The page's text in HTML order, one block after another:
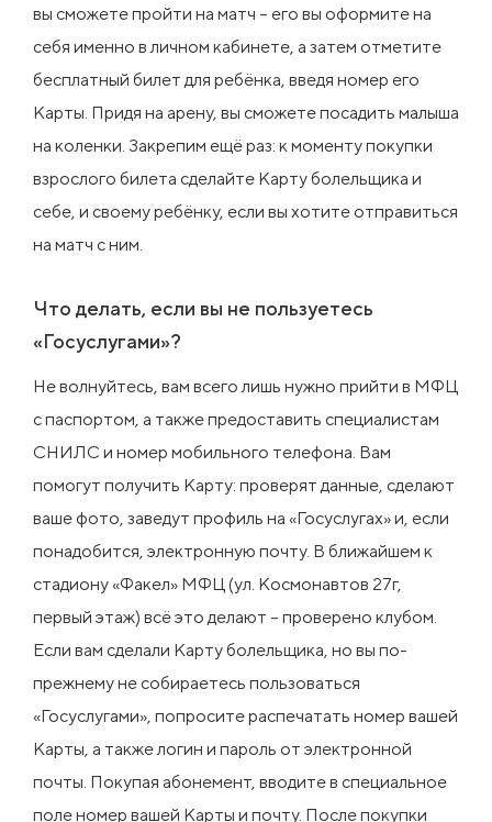
вы сможете пройти на матч – его вы оформите на
себя именно в личном кабинете, а затем отметите
бесплатный билет для ребёнка, введя номер его
Карты. Придя на арену, вы сможете посадить малыша
на коленки. Закрепим ещё раз: к моменту покупки
взрослого билета сделайте Карту болельщика и
себе, и своему ребёнку, если вы хотите отправиться
на матч с ним.
Что делать, если вы не пользуетесь
«Госуслугами»?
Не волнуйтесь, вам всего лишь нужно прийти в МФЦ
с паспортом, а также предоставить специалистам
СНИЛС и номер мобильного телефона. Вам
помогут получить Карту: проверят данные, сделают
ваше фото, заведут профиль на «Госуслугах» и, если
понадобится, электронную почту. В ближайшем к
стадиону «Факел» МФЦ (ул. Космонавтов 27г,
первый этаж) всё это делают – проверено клубом.
Если вам сделали Карту болельщика, но вы по-
прежнему не собираетесь пользоваться
«Госуслугами», попросите распечатать номер вашей
Карты, а также логин и пароль от электронной
почты. Покупая абонемент, вводите в специальное
поле номер вашей Карты и почту. После покупки